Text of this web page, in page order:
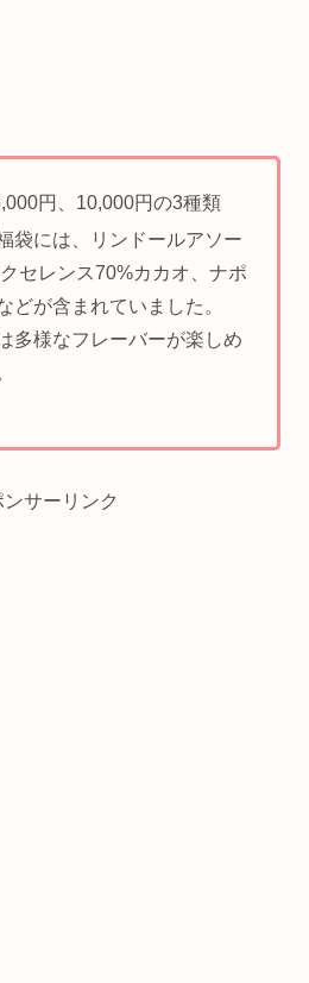
円、10,000円の3種類
袋には、リンドールアソー
セレンス70%カカオ、ナポ
どが含まれていました。
多様なフレーバーが楽しめ
ンサーリンク